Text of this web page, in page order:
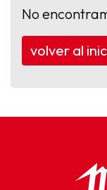
No
volver al